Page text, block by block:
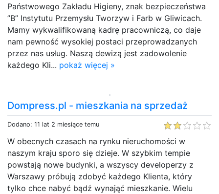
Państwowego Zakładu Higieny, znak bezpieczeństwa
”B” Instytutu Przemysłu Tworzyw i Farb w Gliwicach.
Mamy wykwalifikowaną kadrę pracowniczą, co daje
nam pewność wysokiej postaci przeprowadzanych
przez nas usług. Naszą dewizą jest zadowolenie
każdego Kli... pokaż więcej »
Dompress.pl - mieszkania na sprzedaż
Dodano: 11 lat 2 miesiące temu
W obecnych czasach na rynku nieruchomości w
naszym kraju sporo się dzieje. W szybkim tempie
powstają nowe budynki, a wszyscy developerzy z
Warszawy próbują zdobyć każdego Klienta, który
tylko chce nabyć bądź wynająć mieszkanie. Wielu